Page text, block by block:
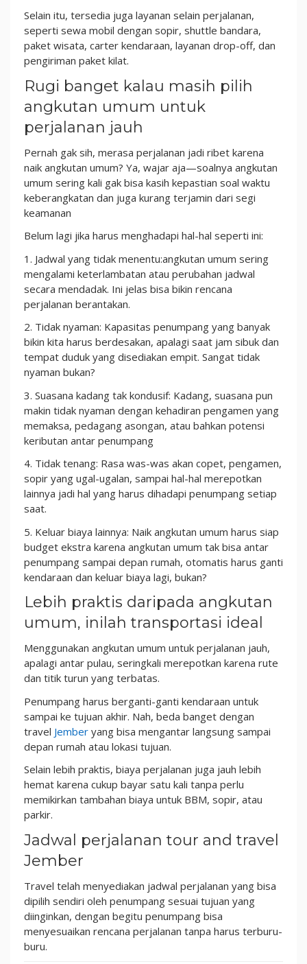
Selain itu, tersedia juga layanan selain perjalanan,
seperti sewa mobil dengan sopir, shuttle bandara,
paket wisata, carter kendaraan, layanan drop-off, dan
pengiriman paket kilat.
Rugi banget kalau masih pilih
angkutan umum untuk
perjalanan jauh
Pernah gak sih, merasa perjalanan jadi ribet karena
naik angkutan umum? Ya, wajar aja—soalnya angkutan
umum sering kali gak bisa kasih kepastian soal waktu
keberangkatan dan juga kurang terjamin dari segi
keamanan
Belum lagi jika harus menghadapi hal-hal seperti ini:
1. Jadwal yang tidak menentu:angkutan umum sering
mengalami keterlambatan atau perubahan jadwal
secara mendadak. Ini jelas bisa bikin rencana
perjalanan berantakan.
2. Tidak nyaman: Kapasitas penumpang yang banyak
bikin kita harus berdesakan, apalagi saat jam sibuk dan
tempat duduk yang disediakan empit. Sangat tidak
nyaman bukan?
3. Suasana kadang tak kondusif: Kadang, suasana pun
makin tidak nyaman dengan kehadiran pengamen yang
memaksa, pedagang asongan, atau bahkan potensi
keributan antar penumpang
4. Tidak tenang: Rasa was-was akan copet, pengamen,
sopir yang ugal-ugalan, sampai hal-hal merepotkan
lainnya jadi hal yang harus dihadapi penumpang setiap
saat.
5. Keluar biaya lainnya: Naik angkutan umum harus siap
budget ekstra karena angkutan umum tak bisa antar
penumpang sampai depan rumah, otomatis harus ganti
kendaraan dan keluar biaya lagi, bukan?
Lebih praktis daripada angkutan
umum, inilah transportasi ideal
Menggunakan angkutan umum untuk perjalanan jauh,
apalagi antar pulau, seringkali merepotkan karena rute
dan titik turun yang terbatas.
Penumpang harus berganti-ganti kendaraan untuk
sampai ke tujuan akhir. Nah, beda banget dengan
travel Jember yang bisa mengantar langsung sampai
depan rumah atau lokasi tujuan.
Selain lebih praktis, biaya perjalanan juga jauh lebih
hemat karena cukup bayar satu kali tanpa perlu
memikirkan tambahan biaya untuk BBM, sopir, atau
parkir.
Jadwal perjalanan tour and travel
Jember
Travel telah menyediakan jadwal perjalanan yang bisa
dipilih sendiri oleh penumpang sesuai tujuan yang
diinginkan, dengan begitu penumpang bisa
menyesuaikan rencana perjalanan tanpa harus terburu-
buru.